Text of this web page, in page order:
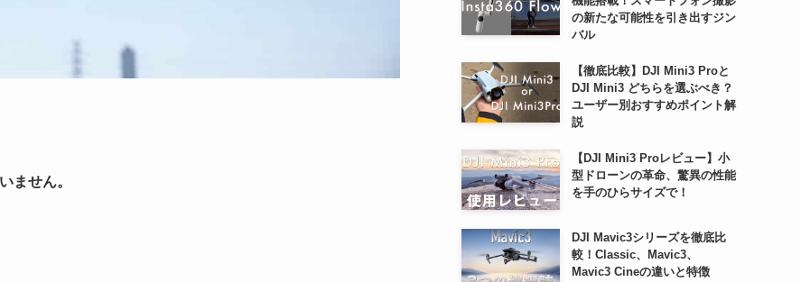
ません。
の新たな可能性を引き出すジン
バル
【徹底比較】DJI Mini3 Proと
DJI Mini3 どちらを選ぶべき？
ユーザー別おすすめポイント解
説
【DJI Mini3 Proレビュー】小
型ドローンの革命、驚異の性能
を手のひらサイズで！
DJI Mavic3シリーズを徹底比
較！Classic、Mavic3、
Mavic3 Cineの違いと特徴